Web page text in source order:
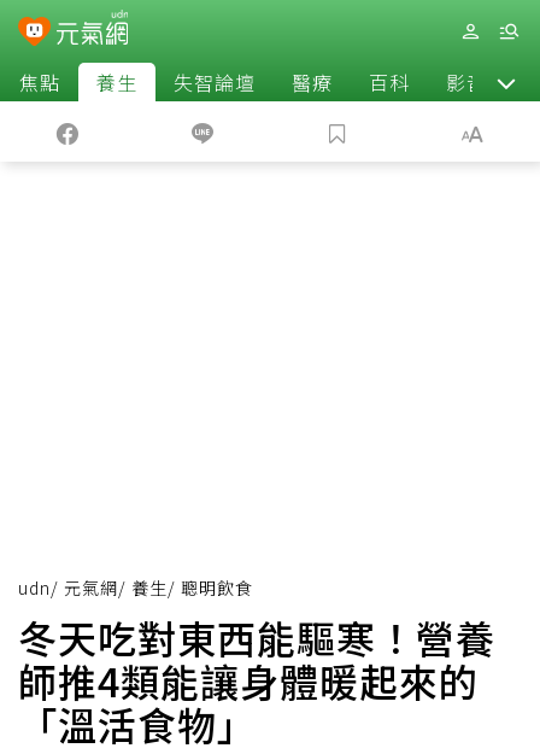
焦點 養生 失智論壇 醫療 百科 影音
udn/ 元氣網/ 養生/ 聰明飲食
冬天吃對東西能驅寒！營養
師推4類能讓身體暖起來的
「溫活食物」